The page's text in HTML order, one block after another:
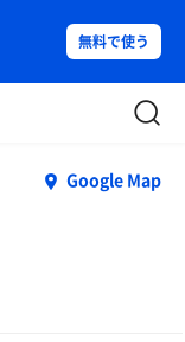
無料で使う
Google Map